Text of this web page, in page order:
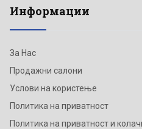
Информации
За Нас
Продажни салони
Услови на користење
Политика на приватност
Политика на приватност и